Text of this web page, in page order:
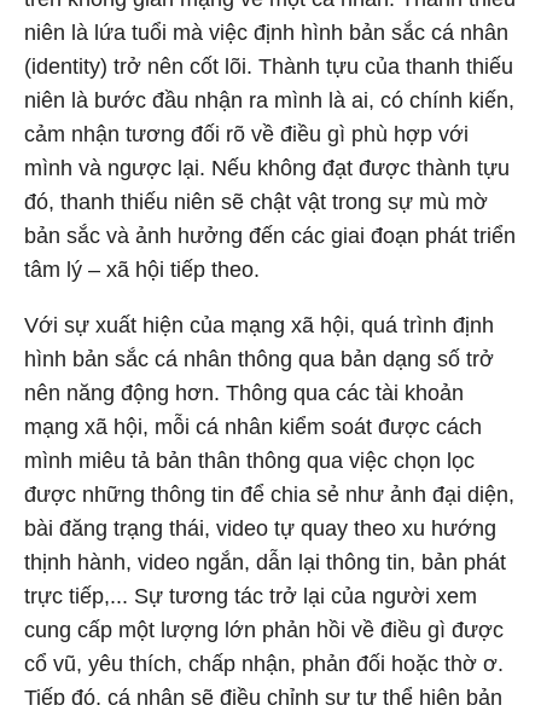
niên là lứa tuổi mà việc định hình bản sắc cá nhân
(identity) trở nên cốt lõi. Thành tựu của thanh thiếu
niên là bước đầu nhận ra mình là ai, có chính kiến,
cảm nhận tương đối rõ về điều gì phù hợp với
mình và ngược lại. Nếu không đạt được thành tựu
đó, thanh thiếu niên sẽ chật vật trong sự mù mờ
bản sắc và ảnh hưởng đến các giai đoạn phát triển
tâm lý – xã hội tiếp theo.
Với sự xuất hiện của mạng xã hội, quá trình định
hình bản sắc cá nhân thông qua bản dạng số trở
nên năng động hơn. Thông qua các tài khoản
mạng xã hội, mỗi cá nhân kiểm soát được cách
mình miêu tả bản thân thông qua việc chọn lọc
được những thông tin để chia sẻ như ảnh đại diện,
bài đăng trạng thái, video tự quay theo xu hướng
thịnh hành, video ngắn, dẫn lại thông tin, bản phát
trực tiếp,... Sự tương tác trở lại của người xem
cung cấp một lượng lớn phản hồi về điều gì được
cổ vũ, yêu thích, chấp nhận, phản đối hoặc thờ ơ.
Tiếp đó, cá nhân sẽ điều chỉnh sự tự thể hiện bản